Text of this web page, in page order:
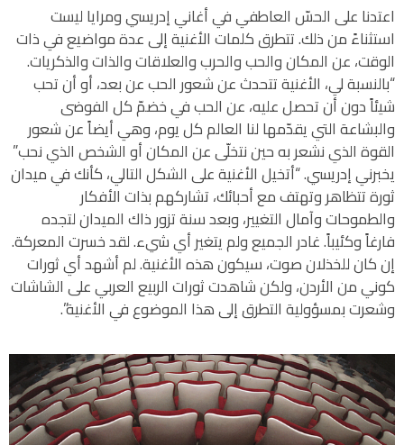
اعتدنا على الحسّ العاطفي في أغاني إدريسي ومرايا ليست
استثناءً من ذلك. تتطرق كلمات الأغنية إلى عدة مواضيع في ذات
الوقت، عن المكان والحب والحرب والعلاقات والذات والذكريات.
“بالنسبة لي، الأغنية تتحدث عن شعور الحب عن بعد، أو أن تحب
شيئاً دون أن تحصل عليه، عن الحب في خضمّ كل الفوضى
والبشاعة التي يقدّمها لنا العالم كل يوم، وهي أيضاً عن شعور
القوة الذي نشعر به حين نتخلّى عن المكان أو الشخص الذي نحب”
يخبرني إدريسي. “أتخيل الأغنية على الشكل التالي، كأنك في ميدان
ثورة تتظاهر وتهتف مع أحبائك، تشاركهم بذات الأفكار
والطموحات وآمال التغيير، وبعد سنة تزور ذاك الميدان لتجده
فارغاً وكئيباً. غادر الجميع ولم يتغير أي شيء. لقد خسرت المعركة.
إن كان للخذلان صوت، سيكون هذه الأغنية. لم أشهد أي ثورات
كوني من الأردن، ولكن شاهدت ثورات الربيع العربي على الشاشات
وشعرت بمسؤولية التطرق إلى هذا الموضوع في الأغنية”.